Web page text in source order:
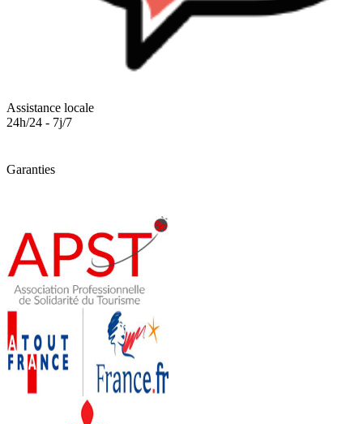
Assistance locale
24h/24 - 7j/7
Garanties